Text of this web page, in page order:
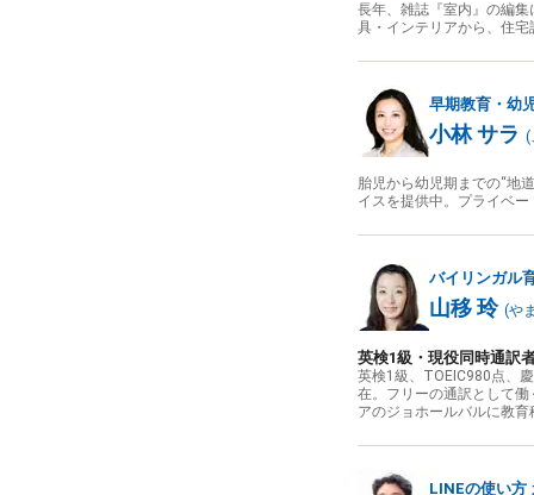
長年、雑誌『室内』の編
具・インテリアから、住
早期教育・幼
小林 サラ (
胎児から幼児期までの“地
イスを提供中。プライベ
バイリンガル
山移 玲 (や
英検1級・現役同時通訳
英検1級、TOEIC980点、
在。フリーの通訳として
アのジョホールバルに教育
LINEの使い方